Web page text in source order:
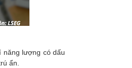
năng lượng có dấu
ẩn.